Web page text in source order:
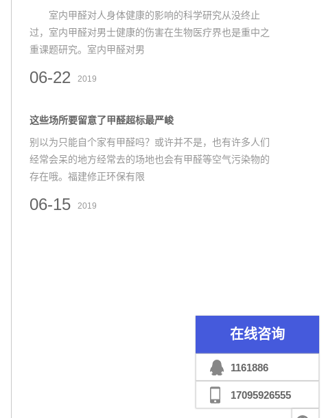
室内甲醛对人身体健康的影响的科学研究从没终止
过，室内甲醛对男士健康的伤害在生物医疗界也是重中之
重课题研究。室内甲醛对男
06-22 2019
这些场所要留意了甲醛超标最严峻
别以为只能自个家有甲醛吗？或许并不是，也有许多人们
经常会呆的地方经常去的场地也会有甲醛等空气污染物的
存在哦。福建修正环保有限
06-15 2019
在线咨询
1161886
17095926555